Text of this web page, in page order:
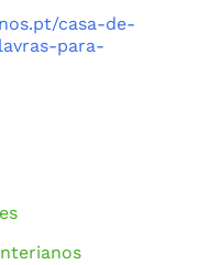
casa-de-
para-